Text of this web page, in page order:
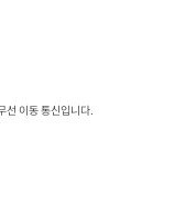
선 이동 통신입니다.